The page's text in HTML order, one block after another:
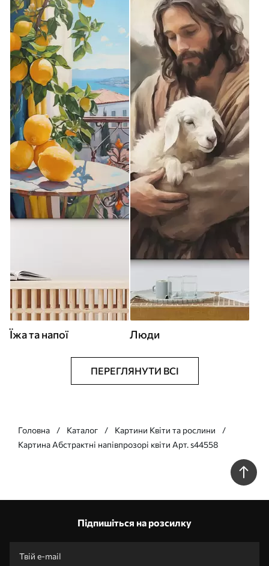
Їжа та напої Люди
ПЕРЕГЛЯНУТИ ВСІ
Головна Каталог
Картини Квіти та рослини
Картина Абстрактні напівпрозорі квіти Арт. s44558
Підпишіться на розсилку